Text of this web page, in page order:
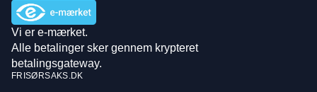
Vi er e-mærket.
Alle betalinger sker gennem krypteret
betalingsgateway.
FRISØRSAKS.DK